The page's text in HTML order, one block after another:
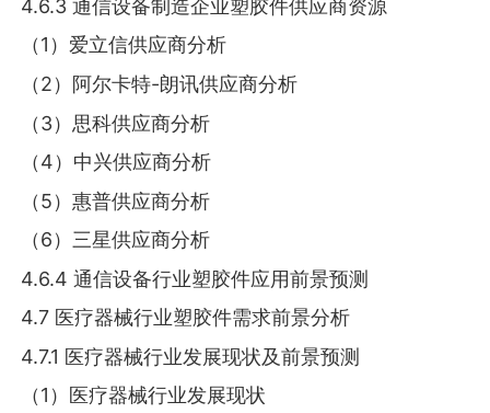
4.6.3 通信设备制造企业塑胶件供应商资源
（1）爱立信供应商分析
（2）阿尔卡特-朗讯供应商分析
（3）思科供应商分析
（4）中兴供应商分析
（5）惠普供应商分析
（6）三星供应商分析
4.6.4 通信设备行业塑胶件应用前景预测
4.7 医疗器械行业塑胶件需求前景分析
4.7.1 医疗器械行业发展现状及前景预测
（1）医疗器械行业发展现状